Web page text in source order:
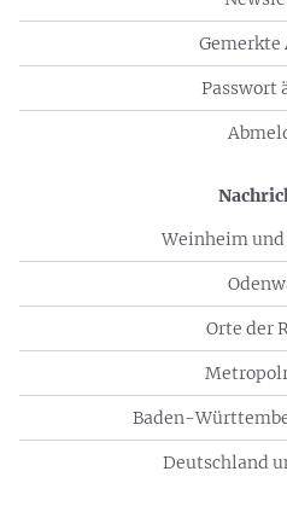
Gemerkte
Passwort
Weinheim und
Orte der
Baden-
Deutschland